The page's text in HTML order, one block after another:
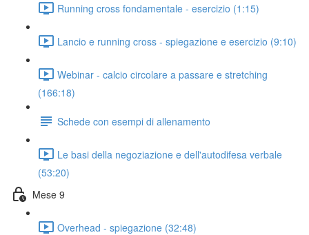
Running cross fondamentale - esercizio (1:15)
Lancio e running cross - spiegazione e esercizio (9:10)
Webinar - calcio circolare a passare e stretching
(166:18)
Schede con esempi di allenamento
Le basi della negoziazione e dell'autodifesa verbale
(53:20)
Mese 9
Overhead - spiegazione (32:48)